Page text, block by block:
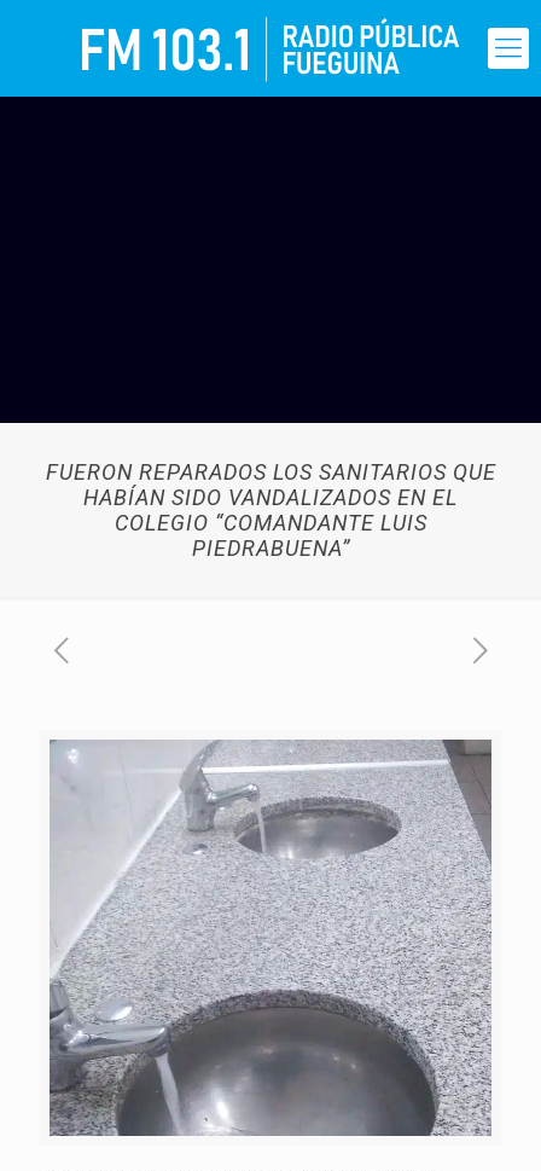
FUERON REPARADOS LOS SANITARIOS QUE
HABÍAN SIDO VANDALIZADOS EN EL
COLEGIO “COMANDANTE LUIS
PIEDRABUENA”